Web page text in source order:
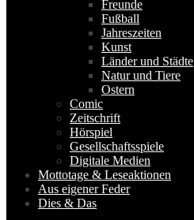
Freunde
Fußball
Jahreszeiten
Kunst
Länder und Städte
Natur und Tiere
Ostern
Comic
Zeitschrift
Hörspiel
Gesellschaftsspiele
Digitale Medien
Mottotage & Leseaktionen
Aus eigener Feder
Dies & Das